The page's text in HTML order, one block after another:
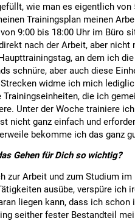
wie man es eigentlich von
Trainingsplan meinen
9:00 bis 18:00 Uhr im Büro
nach der Arbeit, aber nicht
an dem ich die
schnüre, aber auch diese
widme ich mich
Trainingseinheiten, die ich
Unter der Woche trainiere ich
nicht ganz einfach und
bekomme ich das ganz
Gehen für Dich so wichtig?
zur Arbeit und zum Studium im
ausübe, verspüre ich
liegen kann, dass ich schon
seither fester Bestandteil